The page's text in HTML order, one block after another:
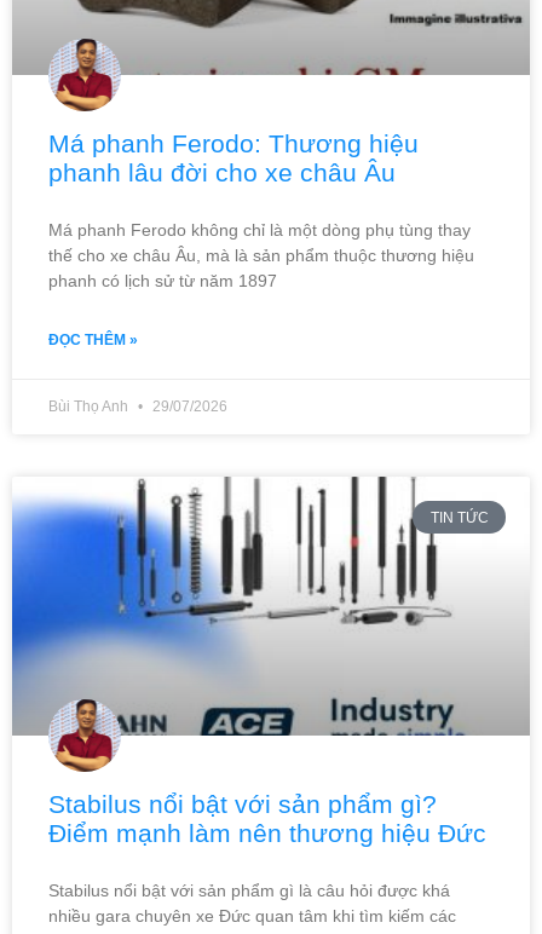
Má phanh Ferodo: Thương hiệu
phanh lâu đời cho xe châu Âu
Má phanh Ferodo không chỉ là một dòng phụ tùng thay
thế cho xe châu Âu, mà là sản phẩm thuộc thương hiệu
phanh có lịch sử từ năm 1897
ĐỌC THÊM »
Bùi Thọ Anh 29/07/2026
TIN TỨC
Stabilus nổi bật với sản phẩm gì?
Điểm mạnh làm nên thương hiệu Đức
Stabilus nổi bật với sản phẩm gì là câu hỏi được khá
nhiều gara chuyên xe Đức quan tâm khi tìm kiếm các